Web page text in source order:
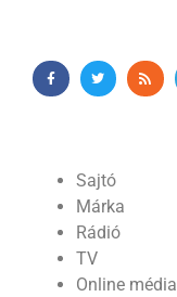
Sajtó
Márka
Rádió
TV
Online média